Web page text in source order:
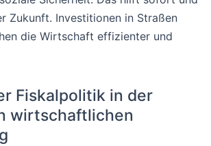
Zukunft. Investitionen in Straßen
die Wirtschaft effizienter und
Fiskalpolitik in der
wirtschaftlichen